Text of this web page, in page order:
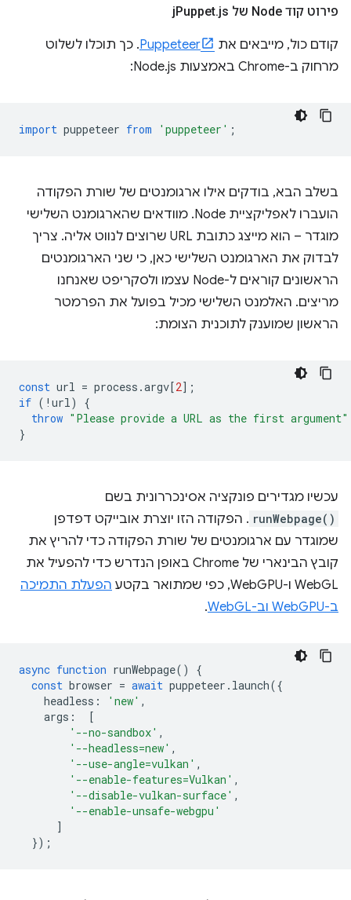
פירוט קוד Node של j Puppet.js
קודם כול, מייבאים את Puppeteer. כך תוכלו לשלוט
מרחוק ב-Chrome באמצעות Node.js:
import puppeteer from 'puppeteer' ;
בשלב הבא, בודקים אילו ארגומנטים של שורת הפקודה
הועברו לאפליקציית Node. מוודאים שהארגומנט השלישי
מוגדר – הוא מייצג כתובת URL שרוצים לנווט אליה. צריך
לבדוק את הארגומנט השלישי כאן, כי שני הארגומנטים
הראשונים קוראים ל-Node עצמו ולסקריפט שאנחנו
מריצים. האלמנט השלישי מכיל בפועל את הפרמטר
הראשון שמוענק לתוכנית הצומת:
const url = process .argv [2];
if ( ! url)
{
throw "Please provide a URL as the first argument"
}
עכשיו מגדירים פונקציה אסינכררונית בשם
runWebpage() . הפקודה הזו יוצרת אובייקט דפדפן
שמוגדר עם ארגומנטים של שורת הפקודה כדי להריץ את
קובץ הבינארי של Chrome באופן הנדרש כדי להפעיל את
WebGL ו-WebGPU, כפי שמתואר בקטע
הפעלת התמיכה
ב-WebGPU וב-WebGL
.
async function runWebpage()
{
const browser = await puppeteer . launch({
headless : 'new' ,
args :
[
'--no-sandbox' ,
'--headless=new' ,
'--use-angle=vulkan' ,
'--enable-features=Vulkan' ,
'--disable-vulkan-surface' ,
'--enable-unsafe-webgpu'
]
});